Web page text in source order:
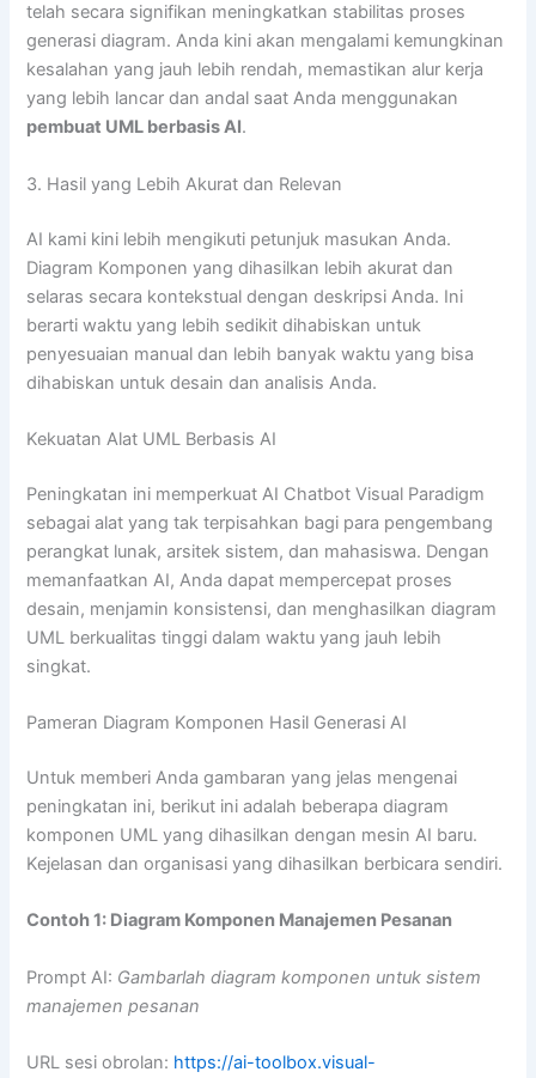
telah secara signifikan meningkatkan stabilitas proses
generasi diagram. Anda kini akan mengalami kemungkinan
kesalahan yang jauh lebih rendah, memastikan alur kerja
yang lebih lancar dan andal saat Anda menggunakan
pembuat UML berbasis AI.
3. Hasil yang Lebih Akurat dan Relevan
AI kami kini lebih mengikuti petunjuk masukan Anda.
Diagram Komponen yang dihasilkan lebih akurat dan
selaras secara kontekstual dengan deskripsi Anda. Ini
berarti waktu yang lebih sedikit dihabiskan untuk
penyesuaian manual dan lebih banyak waktu yang bisa
dihabiskan untuk desain dan analisis Anda.
Kekuatan Alat UML Berbasis AI
Peningkatan ini memperkuat AI Chatbot Visual Paradigm
sebagai alat yang tak terpisahkan bagi para pengembang
perangkat lunak, arsitek sistem, dan mahasiswa. Dengan
memanfaatkan AI, Anda dapat mempercepat proses
desain, menjamin konsistensi, dan menghasilkan diagram
UML berkualitas tinggi dalam waktu yang jauh lebih
singkat.
Pameran Diagram Komponen Hasil Generasi AI
Untuk memberi Anda gambaran yang jelas mengenai
peningkatan ini, berikut ini adalah beberapa diagram
komponen UML yang dihasilkan dengan mesin AI baru.
Kejelasan dan organisasi yang dihasilkan berbicara sendiri.
Contoh 1: Diagram Komponen Manajemen Pesanan
Prompt AI: Gambarlah diagram komponen untuk sistem
manajemen pesanan
URL sesi obrolan: https://ai-toolbox.visual-